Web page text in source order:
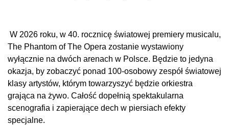
W 2026 roku, w 40. rocznicę światowej premiery musicalu,
The Phantom of The Opera zostanie wystawiony
wyłącznie na dwóch arenach w Polsce. Będzie to jedyna
okazja, by zobaczyć ponad 100-osobowy zespół światowej
klasy artystów, którym towarzyszyć będzie orkiestra
grająca na żywo. Całość dopełnią spektakularna
scenografia i zapierające dech w piersiach efekty
specjalne.